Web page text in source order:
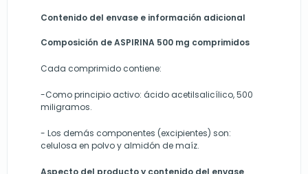
Contenido del envase e información adicional
Composición de ASPIRINA 500 mg comprimidos
Cada comprimido contiene:
-Como principio activo: ácido acetilsalicílico, 500
miligramos.
- Los demás componentes (excipientes) son:
celulosa en polvo y almidón de maíz.